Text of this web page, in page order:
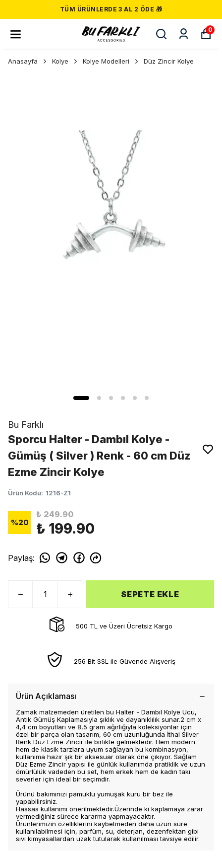
TÜM ÜRÜNLERDE 3 AL 2 ÖDE 🎁
0
Anasayfa Kolye Kolye Modelleri Düz Zincir Kolye
Bu Farklı
Sporcu Halter - Dambıl Kolye -
Gümüş ( Silver ) Renk - 60 cm Düz
Ezme Zincir Kolye
Ürün Kodu: 1216-Z1
%20
₺ 249.90
₺ 199.90
Paylaş:
SEPETE EKLE
500 TL ve Üzeri Ücretsiz Kargo
256 Bit SSL ile Güvende Alışveriş
Ürün Açıklaması
Zamak malzemeden üretilen bu Halter - Dambıl Kolye Ucu,
Antik Gümüş Kaplamasıyla şıklık ve dayanıklılık sunar.2 cm x
4,4 cm boyutları ve 8,5 gram ağırlığıyla koleksiyonlar için
özel bir parça olan tasarım, 60 cm uzunluğunda İthal Silver
Renk Düz Ezme Zincir ile birlikte gelmektedir. Hem modern
hem de klasik tarzlara uyum sağlayan bu kombinasyon,
kullanıma hazır şık bir aksesuar olarak öne çıkıyor. Sağlam
Düz Ezme Zincir yapısı ile günlük kullanımda pratiklik ve uzun
ömürlülük vadeden bu set, hem erkek hem de kadın takı
severler için ideal bir seçimdir.
Ürünü bakımınızı pamuklu yumuşak kuru bir bez ile
yapabilirsiniz.
Hassas kullanımı önerilmektedir.Üzerinde ki kaplamaya zarar
vermediğiniz sürece kararma yapmayacaktır.
Ürünlerimizin özelliklerini kaybetmeden daha uzun süre
kullanılabilmesi için, parfüm, su, deterjan, dezenfektan gibi
sıvı kimyasallardan uzak tutularak kullanılması tavsiye edilir.